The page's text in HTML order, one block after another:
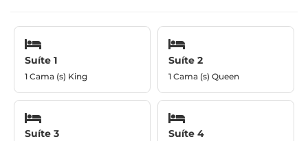
Suíte 1
1 Cama (s) King
Suíte 2
1 Cama (s) Queen
Suíte 3 Suíte 4